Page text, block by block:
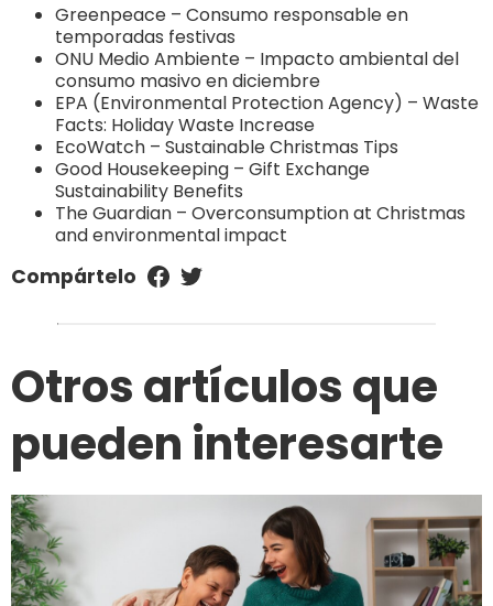
Greenpeace – Consumo responsable en
temporadas festivas
ONU Medio Ambiente – Impacto ambiental del
consumo masivo en diciembre
EPA (Environmental Protection Agency) – Waste
Facts: Holiday Waste Increase
EcoWatch – Sustainable Christmas Tips
Good Housekeeping – Gift Exchange
Sustainability Benefits
The Guardian – Overconsumption at Christmas
and environmental impact
Compártelo
Otros artículos que
pueden interesarte